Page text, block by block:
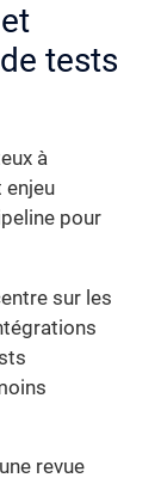
tests
à
enjeu
pour
sur les
revue